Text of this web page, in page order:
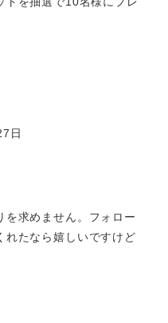
日
求めません。フォロー
れたなら嬉しいですけど